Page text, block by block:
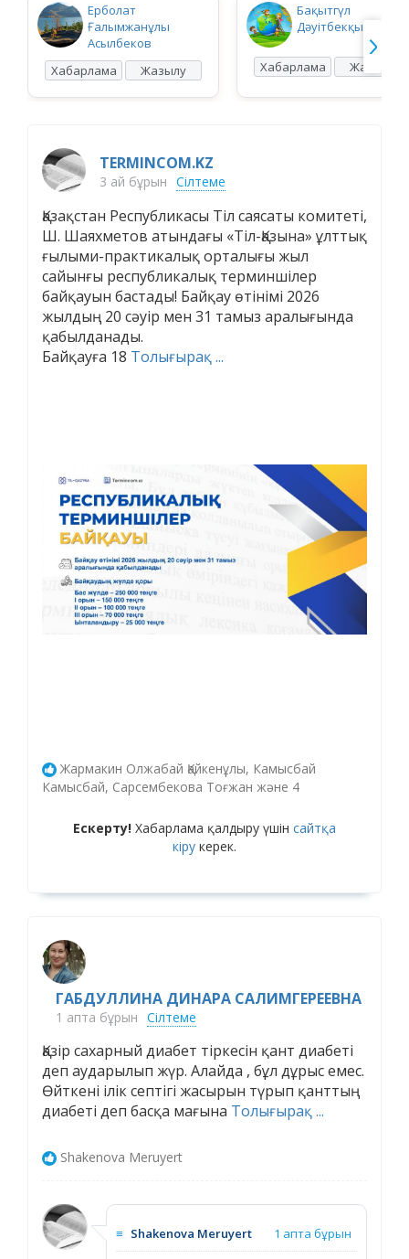
Ерболат
Ғалымжанұлы
Асылбеков
Хабарлама
Жазылу
Бақытгүл
Дәуітбекқызы
Хабарлама Жазылу
TERMINCOM.KZ
3 ай бұрын Сілтеме
Қазақстан Республикасы Тіл саясаты комитеті,
Ш. Шаяхметов атындағы «Тіл-Қазына» ұлттық
ғылыми-практикалық орталығы жыл
сайынғы республикалық терминшілер
байқауын бастады! Байқау өтінімі 2026
жылдың 20 сәуір мен 31 тамыз аралығында
қабылданады.
Байқауға 18 Толығырақ ...
Жармакин Олжабай Қайкенұлы, Камысбай
Камысбай, Сарсембекова Тоғжан және 4
Ескерту! Хабарлама қалдыру үшін сайтқа
кіру керек.
ГАБДУЛЛИНА ДИНАРА САЛИМГЕРЕЕВНА
1 апта бұрын Сілтеме
Қазір сахарный диабет тіркесін қант диабеті
деп аударылып жүр. Алайда , бұл дұрыс емес.
Өйткені ілік септігі жасырын түрып қанттың
диабеті деп басқа мағына Толығырақ ...
Shakenova Meruyert
≡ Shakenova Meruyert 1 апта бұрын